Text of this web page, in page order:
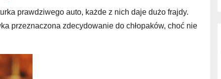
prawdziwego auto, każde z nich daje dużo frajdy.
przeznaczona zdecydowanie do chłopaków, choć nie